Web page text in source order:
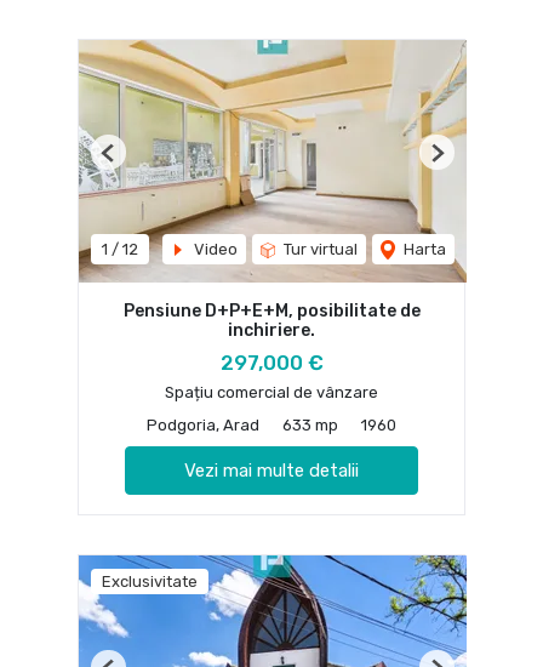
1 / 12 Video Tur virtual Harta
Previous Next
Pensiune D+P+E+M, posibilitate de
inchiriere.
297,000 €
Spațiu comercial de vânzare
Podgoria, Arad
633 mp 1960
Vezi mai multe detalii
Exclusivitate